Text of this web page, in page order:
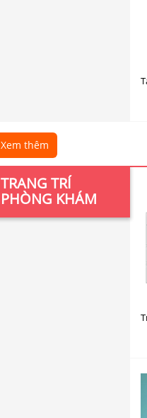
Xem thêm
TRANG TRÍ
PHÒNG KHÁM